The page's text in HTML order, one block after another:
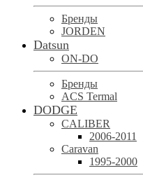
Бренды
JORDEN
Datsun
ON-DO
Бренды
ACS Termal
DODGE
CALIBER
2006-2011
Caravan
1995-2000